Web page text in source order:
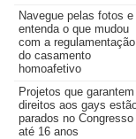
Navegue pelas fotos e
entenda o que mudou
com a regulamentação
do casamento
homoafetivo
Projetos que garantem
direitos aos gays
parados no Congresso
até 16 anos